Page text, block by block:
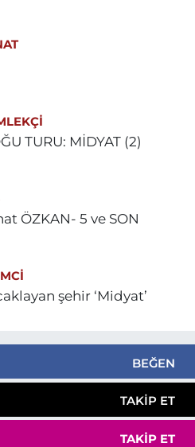
TURU: MİDYAT (2)
Doktor Nihat ÖZKAN- 5 ve SON
şehir ‘Midyat’
BEĞEN
TAKIP ET
TAKIP ET